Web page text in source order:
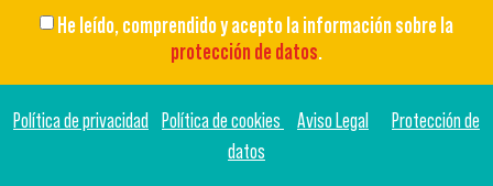
He leído, comprendido y acepto la información sobre la
protección de datos.
Política de privacidad Política de cookies Aviso Legal
Protección de
datos